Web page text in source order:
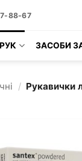
88-67
ЗАСОБИ
/ Рукавички